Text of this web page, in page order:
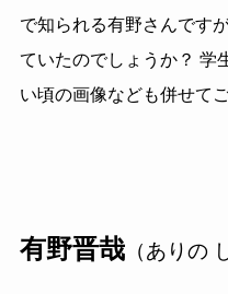
で知られる有野さんです
ていたのでしょうか？ 学
い頃の画像なども併せて
有野晋哉（ありの